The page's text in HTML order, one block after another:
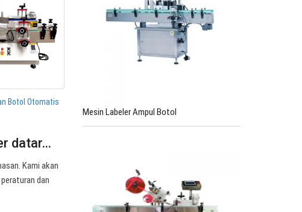
Botol Otomatis
datar…
Kami akan
dan
Mesin Labeler Ampul Botol